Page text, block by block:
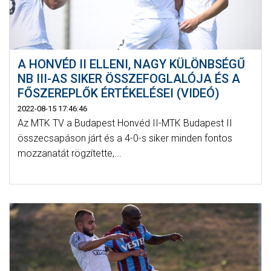
A HONVÉD II ELLENI, NAGY KÜLÖNBSÉGŰ
NB III-AS SIKER ÖSSZEFOGLALÓJA ÉS A
FŐSZEREPLŐK ÉRTÉKELÉSEI (VIDEÓ)
2022-08-15 17:46:46
Az MTK TV a Budapest Honvéd II-MTK Budapest II
összecsapáson járt és a 4-0-s siker minden fontos
mozzanatát rögzítette,...